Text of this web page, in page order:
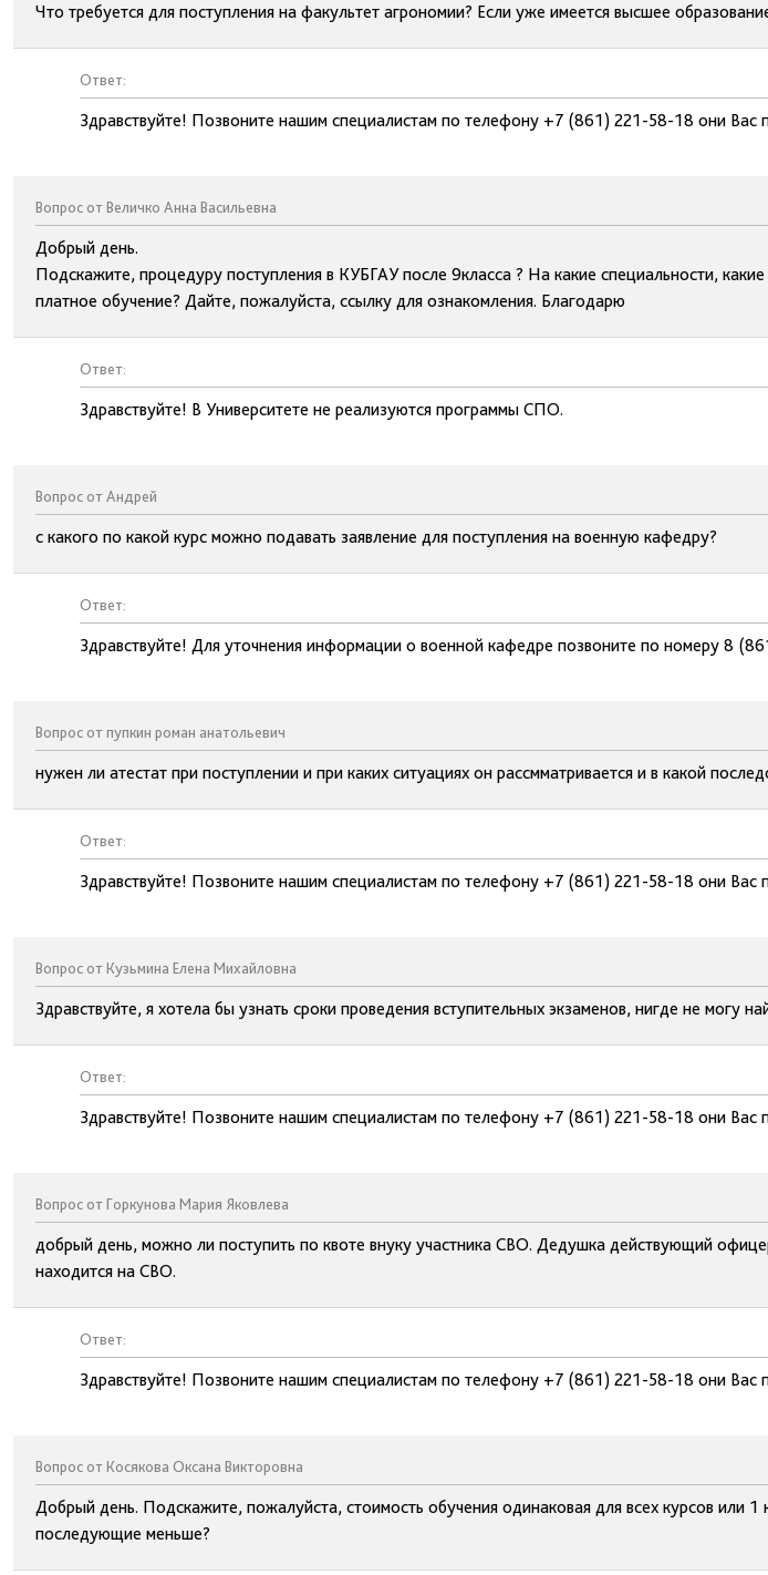
Что требуется для поступления на факультет агрономии? Если уже имеется высшее
Ответ:
Здравствуйте! Позвоните нашим специалистам по телефону +7 (861) 221-58-18 они Вас
Вопрос от Величко Анна Васильевна
Добрый день.
Подскажите, процедуру поступления в КУБГАУ после 9класса ? На какие специальности,
платное обучение? Дайте, пожалуйста, ссылку для ознакомления. Благодарю
Ответ:
Здравствуйте! В Университете не реализуются программы СПО.
Вопрос от Андрей
с какого по какой курс можно подавать заявление для поступления на военную кафедру?
Ответ:
Здравствуйте! Для уточнения информации о военной кафедре позвоните по номеру 8
Вопрос от пупкин роман анатольевич
нужен ли атестат при поступлении и при каких ситуациях он рассмматривается и в какой
Ответ:
Здравствуйте! Позвоните нашим специалистам по телефону +7 (861) 221-58-18 они Вас
Вопрос от Кузьмина Елена Михайловна
Здравствуйте, я хотела бы узнать сроки проведения вступительных экзаменов, нигде не могу
Ответ:
Здравствуйте! Позвоните нашим специалистам по телефону +7 (861) 221-58-18 они Вас
Вопрос от Горкунова Мария Яковлева
добрый день, можно ли поступить по квоте внуку участника СВО. Дедушка действующий
находится на СВО.
Ответ:
Здравствуйте! Позвоните нашим специалистам по телефону +7 (861) 221-58-18 они Вас
Вопрос от Косякова Оксана Викторовна
Добрый день. Подскажите, пожалуйста, стоимость обучения одинаковая для всех курсов или
последующие меньше?